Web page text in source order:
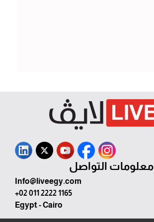
معلومات التواصل
Info@liveegy.com
+02 011 2222 1165
Egypt - Cairo